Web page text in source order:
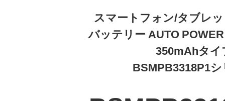
スマートフォン/タブレ
バッテリー AUTO
350mAhタイ
BSMPB3318P1